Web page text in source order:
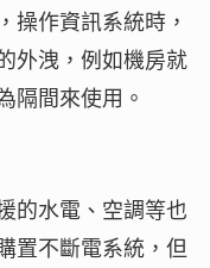
操作資訊系統時，
外洩，例如機房就
隔間來使用。
的水電、空調等也
置不斷電系統，但